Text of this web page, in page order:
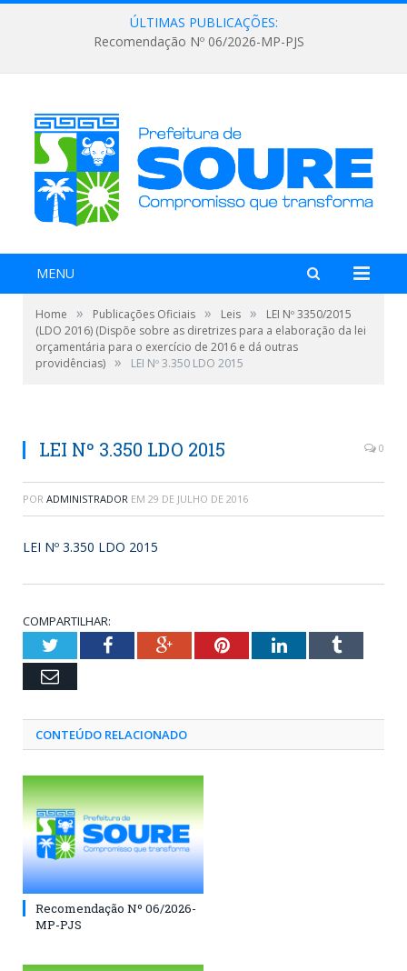
ÚLTIMAS PUBLICAÇÕES:
Recomendação Nº 06/2026-MP-PJS
MENU
Home » Publicações Oficiais » Leis »
LEI Nº 3350/2015
(LDO 2016) (Dispõe sobre as diretrizes para a elaboração da lei
orçamentária para o exercício de 2016 e dá outras
providências) » LEI Nº 3.350 LDO 2015
LEI Nº 3.350 LDO 2015 0
POR ADMINISTRADOR EM 29 DE JULHO DE 2016
LEI Nº 3.350 LDO 2015
COMPARTILHAR:
TwitterFacebookGoogle+PinterestLinkedInTumblr
Email
CONTEÚDO RELACIONADO
Recomendação Nº 06/2026-
MP-PJS